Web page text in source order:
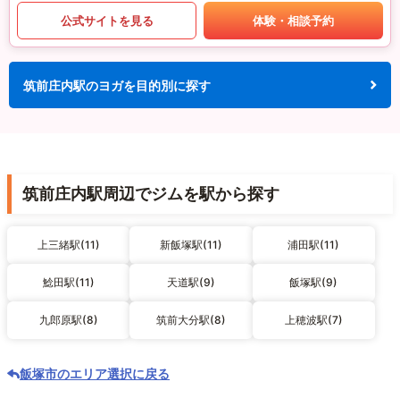
公式サイトを見る 体験・相談予約
筑前庄内駅のヨガを目的別に探す
筑前庄内駅周辺でジムを駅から探す
上三緒駅(11) 新飯塚駅(11) 浦田駅(11)
鯰田駅(11) 天道駅(9) 飯塚駅(9)
九郎原駅(8) 筑前大分駅(8) 上穂波駅(7)
飯塚市のエリア選択に戻る